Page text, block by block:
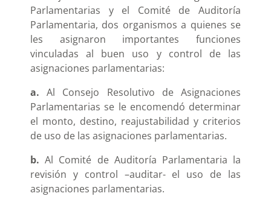
Parlamentarias y el Comité de Auditoría
Parlamentaria, dos organismos a quienes se
les asignaron importantes funciones
vinculadas al buen uso y control de las
asignaciones parlamentarias:
a.Al Consejo Resolutivo de Asignaciones
Parlamentarias se le encomendó determinar
el monto, destino, reajustabilidad y criterios
de uso de las asignaciones parlamentarias.
b.Al Comité de Auditoría Parlamentaria la
revisión y control –auditar- el uso de las
asignaciones parlamentarias.